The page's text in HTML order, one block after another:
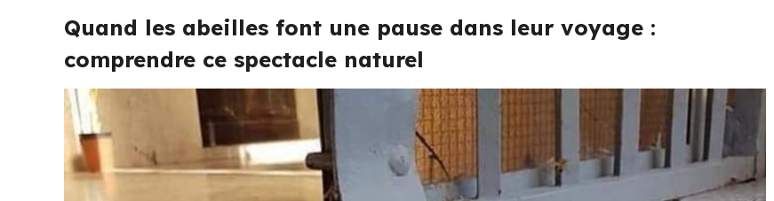
Quand les abeilles font une pause dans leur voyage :
comprendre ce spectacle naturel